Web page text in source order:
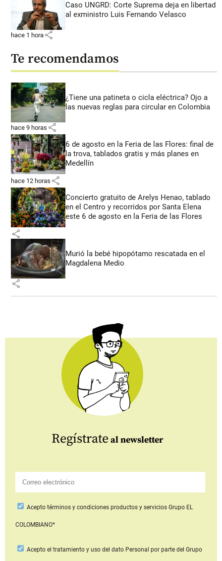
Caso UNGRD: Corte Suprema deja en libertad
al exministro Luis Fernando Velasco
hace 1 hora share
Te recomendamos
¿Tiene una patineta o cicla eléctrica? Ojo a
las nuevas reglas para circular en Colombia
hace 9 horas share
6 de agosto en la Feria de las Flores: final de
la trova, tablados gratis y más planes en
Medellín
hace 12 horas share
Concierto gratuito de Arelys Henao, tablado
en el Centro y recorridos por Santa Elena
este 6 de agosto en la Feria de las Flores
share
Murió la bebé hipopótamo rescatada en el
Magdalena Medio
share
Regístrate al newsletter
Aceptotérminos y condiciones productos y serviciosGrupo EL
COLOMBIANO*
Acepto el tratamiento y uso del dato Personal por parte del Grupo